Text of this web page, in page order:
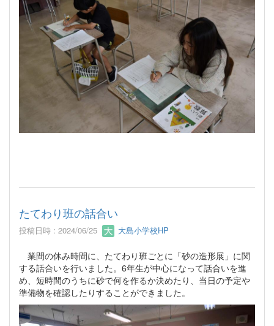
たてわり班の話合い
投稿日時 : 2024/06/25 大島小学校HP
業間の休み時間に、たてわり班ごとに「砂の造形展」に関
する話合いを行いました。6年生が中心になって話合いを進
め、短時間のうちに砂で何を作るか決めたり、当日の予定や
準備物を確認したりすることができました。